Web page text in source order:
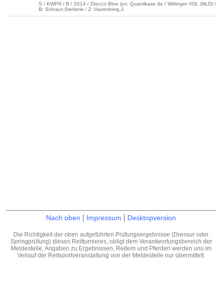
S / KWPN / B / 2014 / Zirocco Blue (ex: Quamikase de / Wittinger VDL (NLD) /
B: Schraut,Stefanie / Z: Hazenberg,J.
Nach oben Impressum Desktopversion
Die Richtigkeit der oben aufgeführten Prüfungsergebnisse (Dressur oder
Springprüfung) dieses Reitturnieres, obligt dem Verantwortungsbereich der
Meldestelle. Angaben zu Ergebnissen, Reitern und Pferden werden uns im
Verlauf der Reitsportveranstaltung von der Meldestelle nur übermittelt.